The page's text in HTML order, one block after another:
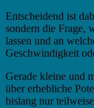
Entscheidend ist
sondern die Frage,
lassen und an
Geschwindigkeit
Gerade kleine und
über erhebliche
bislang nur